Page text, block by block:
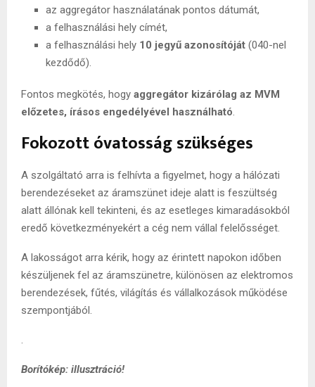
az aggregátor használatának pontos dátumát,
a felhasználási hely címét,
a felhasználási hely 10 jegyű azonosítóját (040-nel
kezdődő).
Fontos megkötés, hogy aggregátor kizárólag az MVM
előzetes, írásos engedélyével használható.
Fokozott óvatosság szükséges
A szolgáltató arra is felhívta a figyelmet, hogy a hálózati
berendezéseket az áramszünet ideje alatt is feszültség
alatt állónak kell tekinteni, és az esetleges kimaradásokból
eredő következményekért a cég nem vállal felelősséget.
A lakosságot arra kérik, hogy az érintett napokon időben
készüljenek fel az áramszünetre, különösen az elektromos
berendezések, fűtés, világítás és vállalkozások működése
szempontjából.
.
Borítókép: illusztráció!